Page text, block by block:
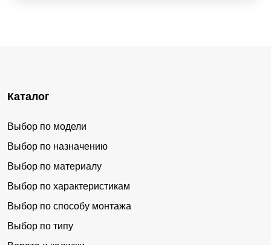
Каталог
Выбор по модели
Выбор по назначению
Выбор по материалу
Выбор по характеристикам
Выбор по способу монтажа
Выбор по типу